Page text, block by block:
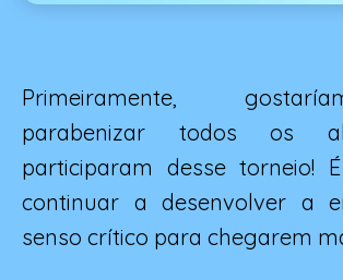
Primeiramente,
parabenizar todos os
participaram desse torneio!
continuar a desenvolver a
senso crítico para chegarem